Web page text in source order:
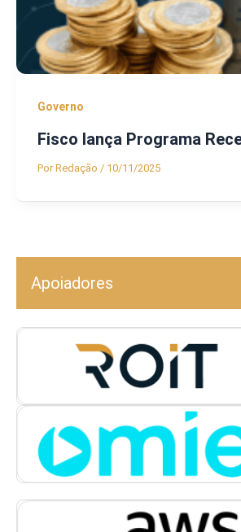
Governo
Fisco lança Programa
PorRedação / 10/11/2025
Apoiadores